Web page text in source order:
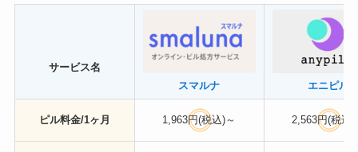
サービス名
スマルナ
エニピル
ピル料金/1ヶ月 1,963円(税込)～ 2,563円(税込)